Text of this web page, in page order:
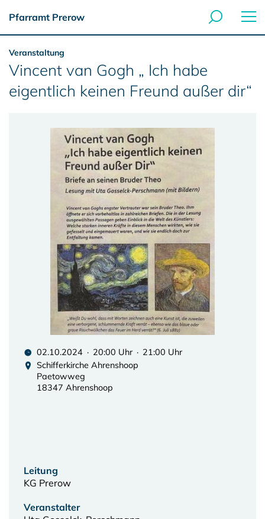
Pfarramt Prerow
Veranstaltung
Vincent van Gogh „ Ich habe
eigentlich keinen Freund außer dir“
02.10.2024 · 20:00 Uhr · 21:00 Uhr
Schifferkirche Ahrenshoop
Paetowweg
18347 Ahrenshoop
Leitung
KG Prerow
Veranstalter